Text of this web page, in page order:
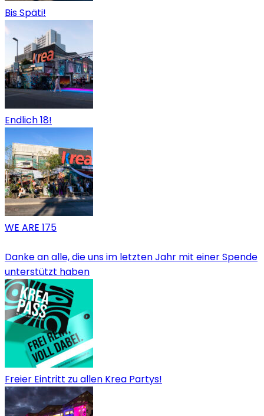
Bis Späti!
Endlich 18!
WE ARE 175
Danke an alle, die uns im letzten Jahr mit einer Spende
unterstützt haben
Freier Eintritt zu allen Krea Partys!